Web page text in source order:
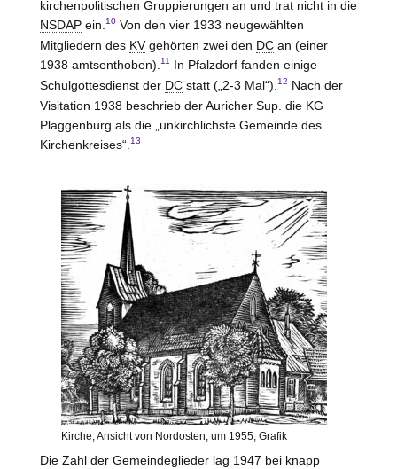
kirchenpolitischen Gruppierungen an und trat nicht in die
NSDAPein. 10Von den vier 1933 neugewählten
Mitgliedern des KVgehörten zwei den DCan (einer
1938 amtsenthoben). 11
In Pfalzdorf fanden einige
Schulgottesdienst der DCstatt („2-3 Mal“). 12 Nach der
Visitation 1938 beschrieb der Auricher Sup. die KG
Plaggenburg als die „unkirchlichste Gemeinde des
Kirchenkreises“. 13
Kirche, Ansicht von Nordosten, um 1955, Grafik
Die Zahl der Gemeindeglieder lag 1947 bei knapp